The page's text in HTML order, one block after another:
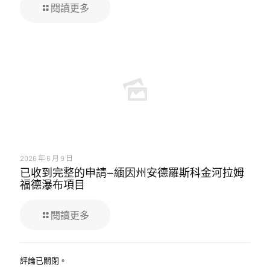
閱讀更多
2026 年 6 月 9 日
已收到完整的申請—緬因州安德羅斯科金河拉姆
福德瀑布項目
閱讀更多
評論已關閉。